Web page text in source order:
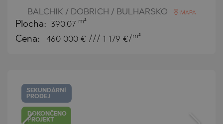
BALCHIK / DOBRICH / BULHARSKO MAPA
Plocha: 390.07 m²
Cena: 460 000 € /// 1 179 €/ m²
SEKUNDÁRNÍ
PRODEJ
DOKONČENO
PROJEKT